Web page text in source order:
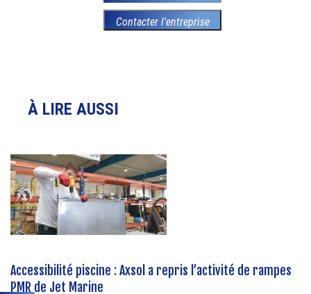
Contacter l'entreprise
À LIRE AUSSI
Accessibilité piscine : Axsol a repris l’activité de rampes
PMR de Jet Marine